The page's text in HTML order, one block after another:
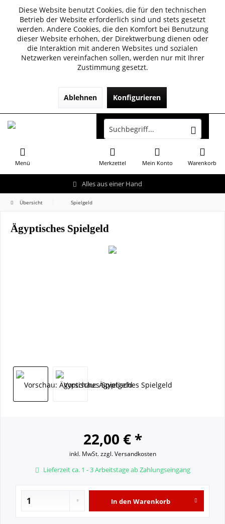
Diese Website benutzt Cookies, die für den technischen
Betrieb der Website erforderlich sind und stets gesetzt
werden. Andere Cookies, die den Komfort bei Benutzung
dieser Website erhöhen, der Direktwerbung dienen oder
die Interaktion mit anderen Websites und sozialen
Netzwerken vereinfachen sollen, werden nur mit Ihrer
Zustimmung gesetzt.
Ablehnen Konfigurieren
Alles aus einer Hand
Menü Warenkorb
Merkzettel Mein Konto
Übersicht Spielgeld
Ägyptisches Spielgeld
22,00 € *
inkl. MwSt.zzgl. Versandkosten
Lieferzeit ca. 1 - 3 Arbeitstage ab Zahlungseingang
In den Warenkorb